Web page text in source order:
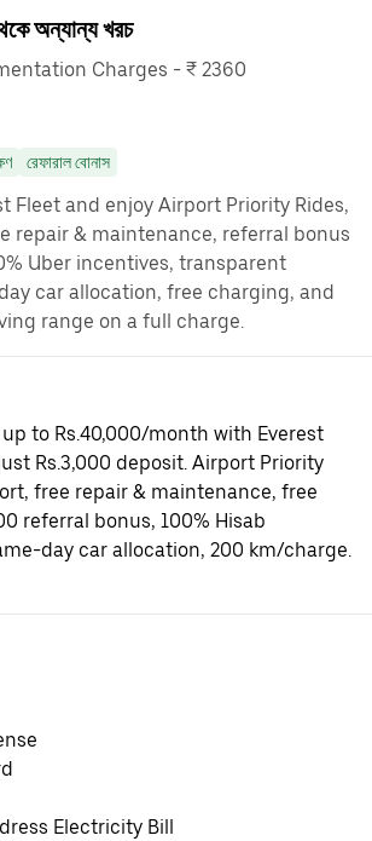
অন্যান্য খরচ
Charges - ₹ 2360
রেফারাল বোনাস
Fleet and enjoy Airport Priority Rides,
repair & maintenance, referral bonus
Uber incentives, transparent
car allocation, free charging, and
range on a full charge.
up to Rs.40,000/month with Everest
Rs.3,000 deposit. Airport Priority
free repair & maintenance, free
referral bonus, 100% Hisab
day car allocation, 200 km/charge.
Electricity Bill